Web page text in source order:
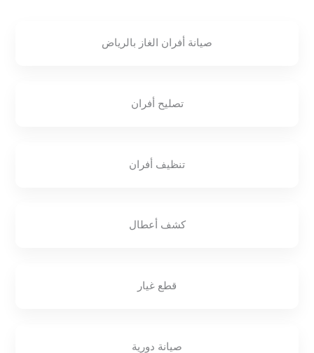
صيانة أفران الغاز بالرياض
تصليح أفران
تنظيف أفران
كشف أعطال
قطع غيار
صيانة دورية